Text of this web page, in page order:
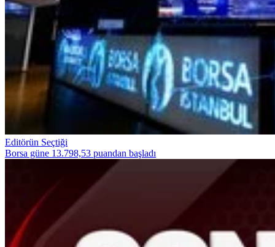
Editörün Seçtiği
Borsa güne 13.798,53 puandan başladı